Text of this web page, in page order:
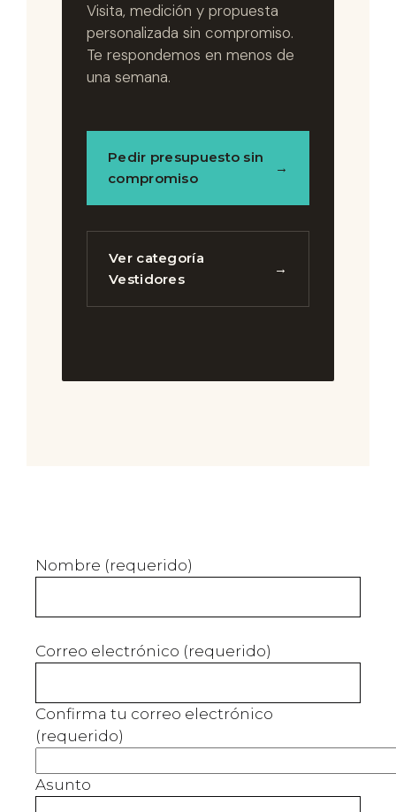
Visita, medición y propuesta
personalizada sin compromiso.
Te respondemos en menos de
una semana.
Pedir presupuesto sin
compromiso
→
Ver categoría
Vestidores
→
Nombre (requerido)
Correo electrónico (requerido)
Confirma tu correo electrónico
(requerido)
Asunto